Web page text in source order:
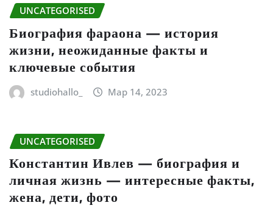
UNCATEGORISED
Биография фараона — история
жизни, неожиданные факты и
ключевые события
studiohallo_ Мар 14, 2023
UNCATEGORISED
Константин Ивлев — биография и
личная жизнь — интересные факты,
жена, дети, фото